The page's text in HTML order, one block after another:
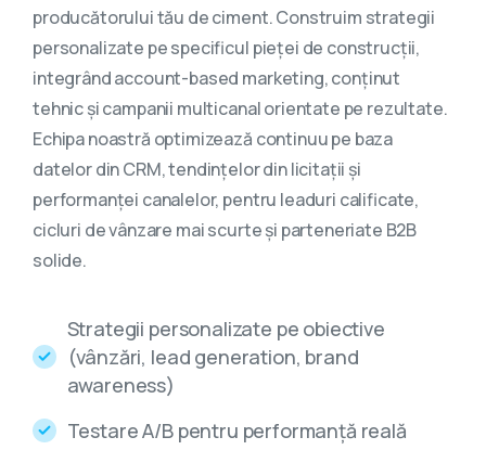
producătorului tău de ciment. Construim strategii
personalizate pe specificul pieței de construcții,
integrând account-based marketing, conținut
tehnic și campanii multicanal orientate pe rezultate.
Echipa noastră optimizează continuu pe baza
datelor din CRM, tendințelor din licitații și
performanței canalelor, pentru leaduri calificate,
cicluri de vânzare mai scurte și parteneriate B2B
solide.
Strategii personalizate pe obiective
(vânzări, lead generation, brand
awareness)
Testare A/B pentru performanță reală